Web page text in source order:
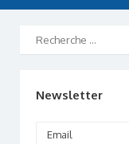
Newsletter